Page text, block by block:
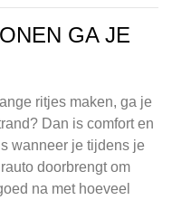
GA JE
ritjes maken, ga je
Dan is comfort en
wanneer je tijdens je
doorbrengt om
na met hoeveel